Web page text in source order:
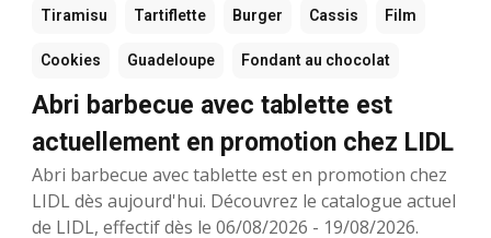
Tiramisu Tartiflette Burger Cassis Film
Cookies Guadeloupe Fondant au chocolat
Abri barbecue avec tablette est
actuellement en promotion chez LIDL
Abri barbecue avec tablette est en promotion chez
LIDL dès aujourd'hui. Découvrez le catalogue actuel
de LIDL, effectif dès le 06/08/2026 - 19/08/2026.